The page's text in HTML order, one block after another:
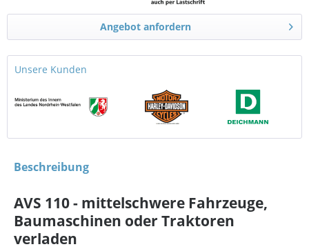
Angebot anfordern
Unsere Kunden
Beschreibung
AVS 110 - mittelschwere Fahrzeuge,
Baumaschinen oder Traktoren
verladen